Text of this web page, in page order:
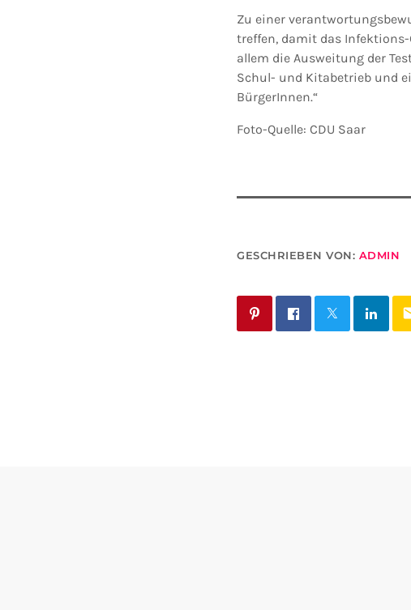
Zu einer
treffen, damit das
allem die Ausweitung der
Schul- und Kitabetrieb und
BürgerInnen.“
Foto-Quelle: CDU Saar
GESCHRIEBEN VON: ADMIN